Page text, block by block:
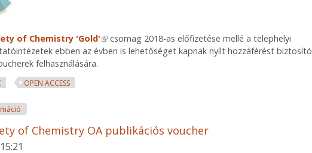
of Chemistry 'Gold'(link is external)
csomag 2018-as előfizetése mellé a telephelyi
ebben az évben is lehetőséget kapnak nyílt hozzáférést biztosító
felhasználására.
OPEN ACCESS
of Chemistry OA publikációs voucher